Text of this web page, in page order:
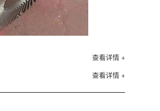
查看详情 +
查看详情 +